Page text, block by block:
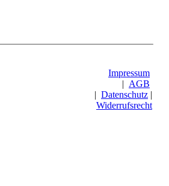
Impressum
| AGB
| Datenschutz|
Widerrufsrecht